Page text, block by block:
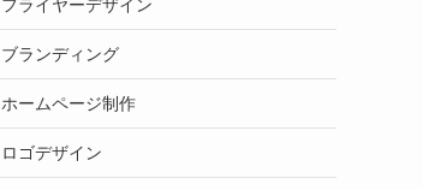
フライヤーデザイン
ブランディング
ホームページ制作
ロゴデザイン